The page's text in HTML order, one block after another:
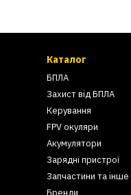
Каталог
БПЛА
Захист від БПЛА
Керування
FPV окуляри
Акумулятори
Зарядні пристрої
Запчастини та інше
Бренди